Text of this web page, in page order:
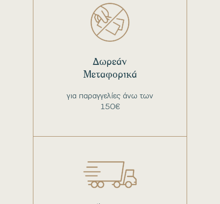
για παραγγελίες άνω των
150€
Δωρεάν
Μεταφορικά